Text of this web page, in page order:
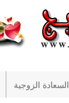
السعادة الزوجية